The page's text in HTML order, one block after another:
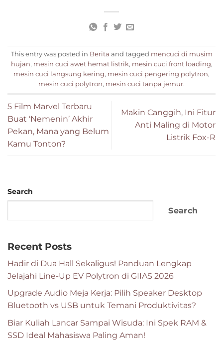
This entry was posted in Berita and tagged mencuci di musim
hujan, mesin cuci awet hemat listrik, mesin cuci front loading,
mesin cuci langsung kering, mesin cuci pengering polytron,
mesin cuci polytron, mesin cuci tanpa jemur.
5 Film Marvel Terbaru
Buat ‘Nemenin’ Akhir
Pekan, Mana yang Belum
Kamu Tonton?
Makin Canggih, Ini Fitur
Anti Maling di Motor
Listrik Fox-R
Search
Search
Recent Posts
Hadir di Dua Hall Sekaligus! Panduan Lengkap
Jelajahi Line-Up EV Polytron di GIIAS 2026
Upgrade Audio Meja Kerja: Pilih Speaker Desktop
Bluetooth vs USB untuk Temani Produktivitas?
Biar Kuliah Lancar Sampai Wisuda: Ini Spek RAM &
SSD Ideal Mahasiswa Paling Aman!